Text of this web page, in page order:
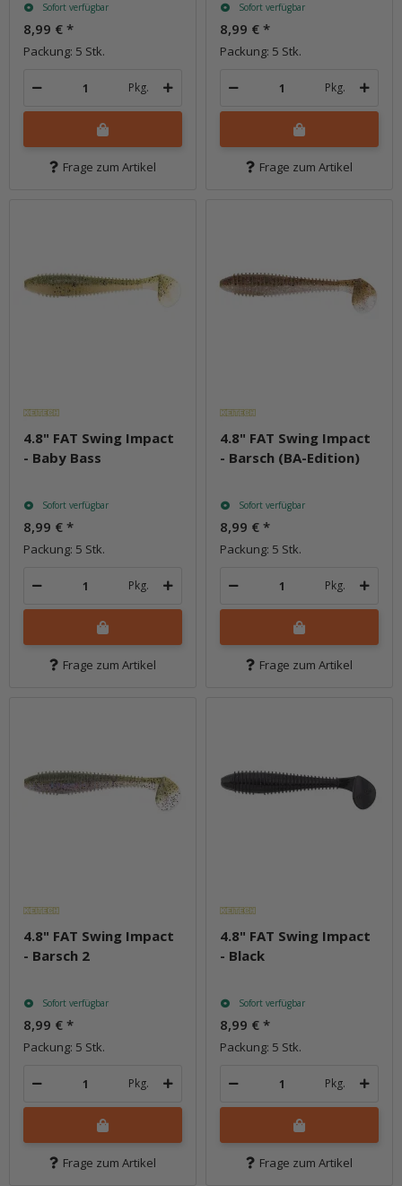
Sofort verfügbar
8,99 € *
Packung: 5 Stk.
Pkg.
Frage zum Artikel
Sofort verfügbar
8,99 € *
Packung: 5 Stk.
Pkg.
Frage zum Artikel
4.8" FAT Swing Impact
- Baby Bass
Sofort verfügbar
8,99 € *
Packung: 5 Stk.
Pkg.
Frage zum Artikel
4.8" FAT Swing Impact
- Barsch (BA-Edition)
Sofort verfügbar
8,99 € *
Packung: 5 Stk.
Pkg.
Frage zum Artikel
4.8" FAT Swing Impact
- Barsch 2
Sofort verfügbar
8,99 € *
Packung: 5 Stk.
Pkg.
Frage zum Artikel
4.8" FAT Swing Impact
- Black
Sofort verfügbar
8,99 € *
Packung: 5 Stk.
Pkg.
Frage zum Artikel